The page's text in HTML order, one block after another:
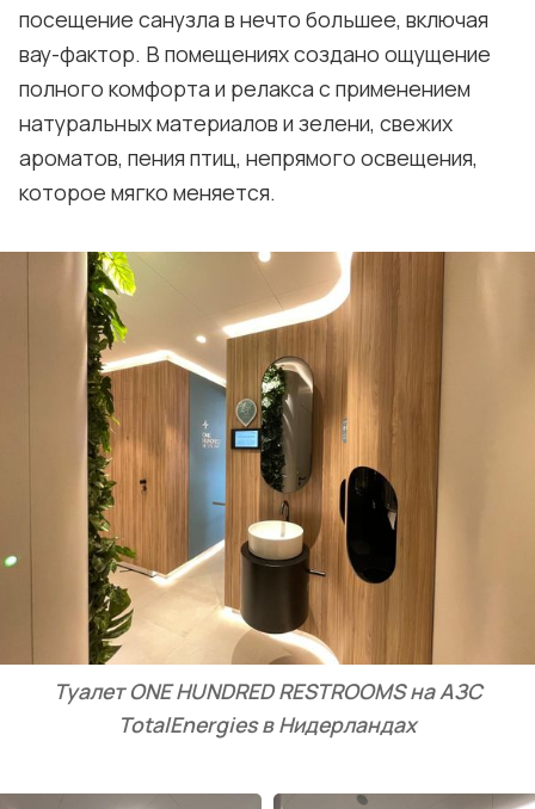
посещение санузла в нечто большее, включая
вау-фактор. В помещениях создано ощущение
полного комфорта и релакса с применением
натуральных материалов и зелени, свежих
ароматов, пения птиц, непрямого освещения,
которое мягко меняется.
Туалет ONE HUNDRED RESTROOMS на АЗС
TotalEnergies в Нидерландах